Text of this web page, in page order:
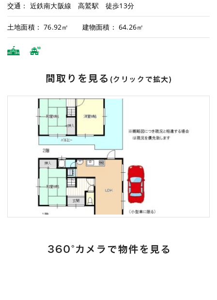
交通： 近鉄南大阪線 高鷲駅 徒歩13分
土地面積： 76.92㎡ 建物面積： 64.26㎡